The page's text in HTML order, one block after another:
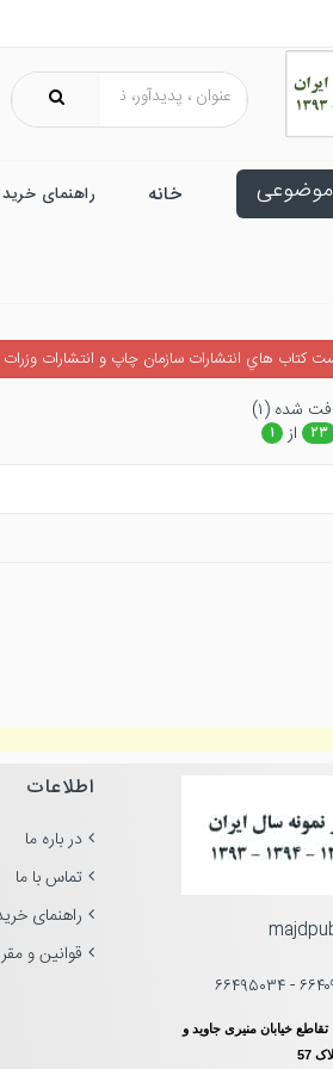
خانه راهنمای خرید
كتاب هاي انتشارات سازمان چاپ و انتشارات وزرات
شده (۱)
۲۳ از ۱
تقاطع خیابان منیری جاوید و
57
اطلاعات
در باره ما
تماس با ما
راهنمای
قوانین و